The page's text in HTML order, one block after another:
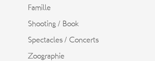
Famille
Shooting / Book
Spectacles / Concerts
Zoographie